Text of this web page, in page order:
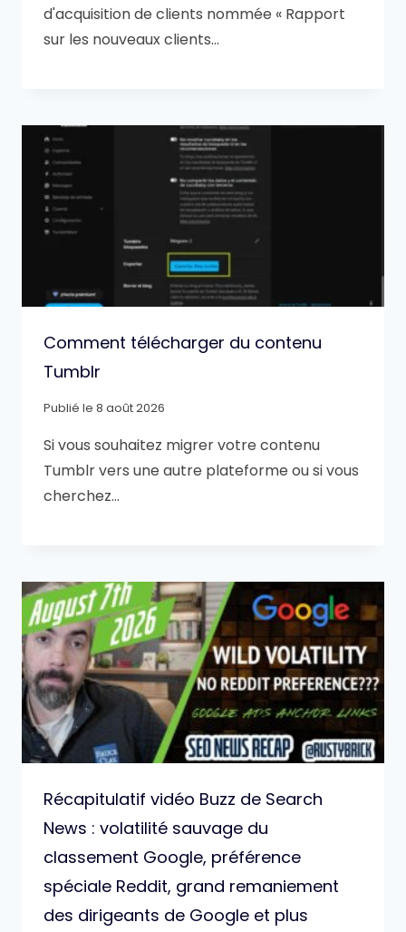
d'acquisition de clients nommée « Rapport
sur les nouveaux clients…
Comment télécharger du contenu
Tumblr
Publié le 8 août 2026
Si vous souhaitez migrer votre contenu
Tumblr vers une autre plateforme ou si vous
cherchez…
Récapitulatif vidéo Buzz de Search
News : volatilité sauvage du
classement Google, préférence
spéciale Reddit, grand remaniement
des dirigeants de Google et plus